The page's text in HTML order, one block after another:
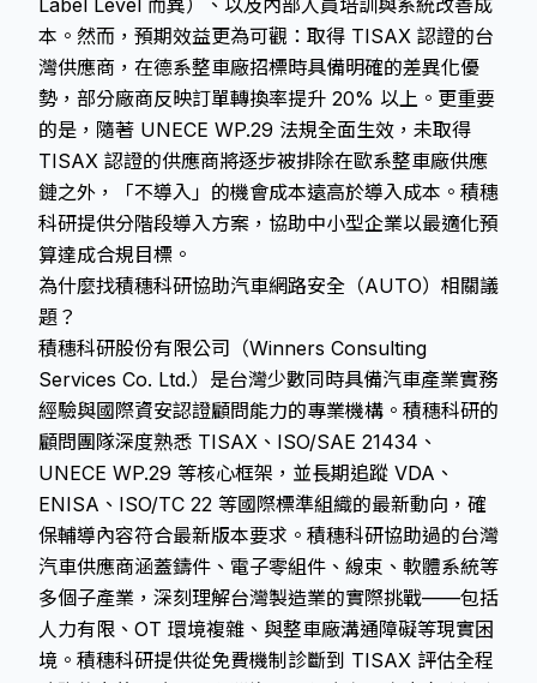
Label Level 而異）、以及內部人員培訓與系統改善成
本。然而，預期效益更為可觀：取得 TISAX 認證的台
灣供應商，在德系整車廠招標時具備明確的差異化優
勢，部分廠商反映訂單轉換率提升 20% 以上。更重要
的是，隨著 UNECE WP.29 法規全面生效，未取得
TISAX 認證的供應商將逐步被排除在歐系整車廠供應
鏈之外，「不導入」的機會成本遠高於導入成本。積穗
科研提供分階段導入方案，協助中小型企業以最適化預
算達成合規目標。
為什麼找積穗科研協助汽車網路安全（AUTO）相關議
題？
積穗科研股份有限公司（Winners Consulting
Services Co. Ltd.）是台灣少數同時具備汽車產業實務
經驗與國際資安認證顧問能力的專業機構。積穗科研的
顧問團隊深度熟悉 TISAX、ISO/SAE 21434、
UNECE WP.29 等核心框架，並長期追蹤 VDA、
ENISA、ISO/TC 22 等國際標準組織的最新動向，確
保輔導內容符合最新版本要求。積穗科研協助過的台灣
汽車供應商涵蓋鑄件、電子零組件、線束、軟體系統等
多個子產業，深刻理解台灣製造業的實際挑戰——包括
人力有限、OT 環境複雜、與整車廠溝通障礙等現實困
境。積穗科研提供從免費機制診斷到 TISAX 評估全程